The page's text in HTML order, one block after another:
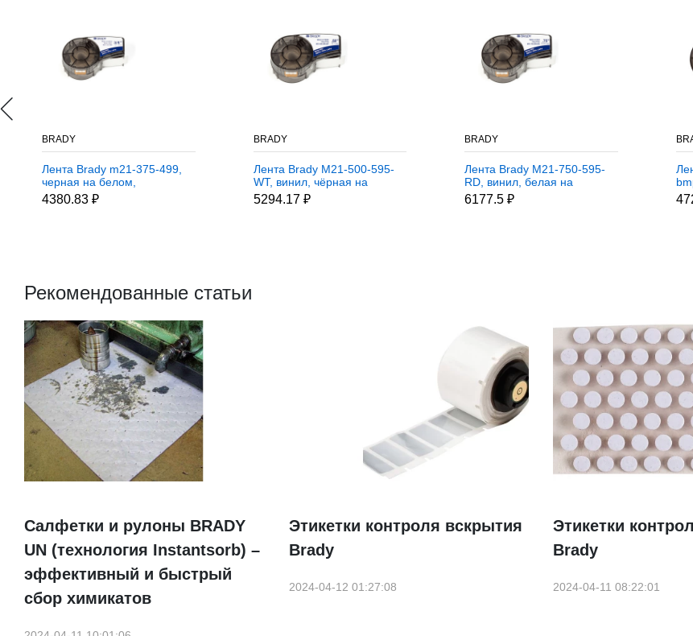
BRADY
Лента Brady m21-375-499,
черная на белом,
9.53x4870 мм, Нейлон
4380.83 ₽
BRADY
Лента Brady M21-500-595-
WT, винил, чёрная на
белом, 12,7 ммх6,4 м
5294.17 ₽
BRADY
Лента Brady M21-750-595-
RD, винил, белая на
красном, 19,05 ммх6,4 м
6177.5 ₽
Рекомендованные статьи
Салфетки и рулоны BRADY
UN (технология Instantsorb) –
эффективный и быстрый
сбор химикатов
Этикетки контроля вскрытия
Brady
2024-04-12 01:27:08
Этикетки
Brady
2024-04-11 08:22:01